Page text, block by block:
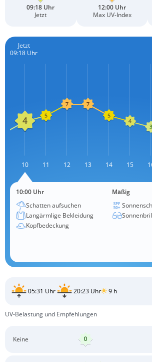
09:18 Uhr
Jetzt
12:00 Uhr
Max UV-Index
Jetzt
09:18 Uhr
L
10 11 12 13 14 15
10:00 Uhr
Schatten aufsuchen
Langärmlige Bekleidung
Kopfbedeckung
Mäßig
05:31 Uhr 20:23 Uhr 9 h
UV-Belastung und Empfehlungen
Keine